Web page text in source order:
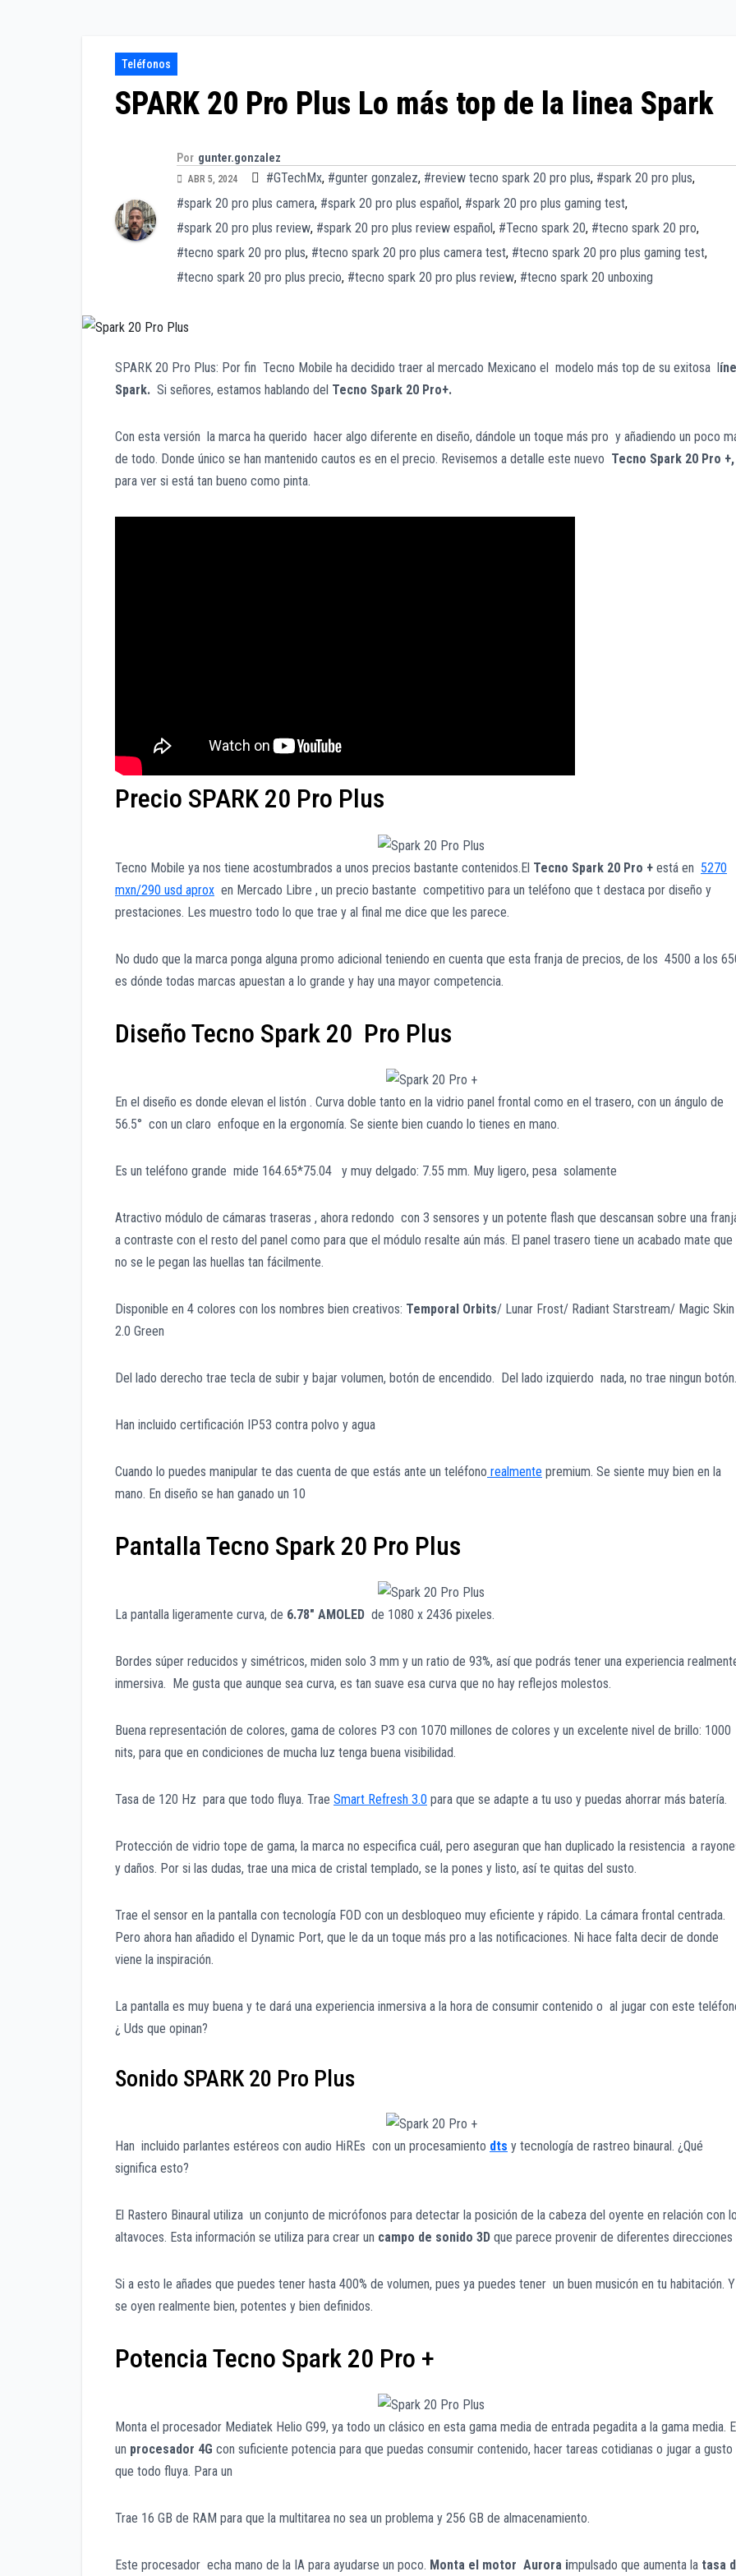
Teléfonos
SPARK 20 Pro Plus Lo más top de la linea Spark
Por gunter.gonzalez
ABR 5, 2024 #GTechMx, #gunter gonzalez, #review tecno spark 20 pro plus, #spark 20 pro plus,
#spark 20 pro plus camera, #spark 20 pro plus español , #spark 20 pro plus gaming test,
#spark 20 pro plus review, #spark 20 pro plus review español , #Tecno spark 20, #tecno spark 20 pro,
#tecno spark 20 pro plus, #tecno spark 20 pro plus camera test, #tecno spark 20 pro plus gaming test,
#tecno spark 20 pro plus precio, #tecno spark 20 pro plus review, #tecno spark 20 unboxing
SPARK 20 Pro Plus: Por fin Tecno Mobile ha decidido traer al mercado Mexicano el modelo más top de su exitosa l
Spark. Si señores, estamos hablando del Tecno Spark 20 Pro+.
Con esta versión la marca ha querido hacer algo diferente en diseño, dándole un toque más pro y añadiendo un poco
de todo. Donde único se han mantenido cautos es en el precio. Revisemos a detalle este nuevo Tecno Spark 20 Pro +,
para ver si está tan bueno como pinta.
Precio SPARK 20 Pro Plus
Tecno Mobile ya nos tiene acostumbrados a unos precios bastante contenidos.El Tecno Spark 20 Pro + está en 5270
mxn/290 usd aprox en Mercado Libre , un precio bastante competitivo para un teléfono que t destaca por diseño y
prestaciones. Les muestro todo lo que trae y al final me dice que les parece.
No dudo que la marca ponga alguna promo adicional teniendo en cuenta que esta franja de precios, de los 4500 a los
es dónde todas marcas apuestan a lo grande y hay una mayor competencia.
Diseño Tecno Spark 20 Pro Plus
En el diseño es donde elevan el listón . Curva doble tanto en la vidrio panel frontal como en el trasero, con un ángulo de
56.5° con un claro enfoque en la ergonomía. Se siente bien cuando lo tienes en mano.
Es un teléfono grande mide 164.65*75.04 y muy delgado: 7.55 mm. Muy ligero, pesa solamente
Atractivo módulo de cámaras traseras , ahora redondo con 3 sensores y un potente flash que descansan sobre una
a contraste con el resto del panel como para que el módulo resalte aún más. El panel trasero tiene un acabado mate que
no se le pegan las huellas tan fácilmente.
Disponible en 4 colores con los nombres bien creativos: Temporal Orbits/ Lunar Frost/ Radiant Starstream/ Magic Skin
2.0 Green
Del lado derecho trae tecla de subir y bajar volumen, botón de encendido. Del lado izquierdo nada, no trae ningun botón.
Han incluido certificación IP53 contra polvo y agua
Cuando lo puedes manipular te das cuenta de que estás ante un teléfono realmente premium. Se siente muy bien en la
mano. En diseño se han ganado un 10
Pantalla Tecno Spark 20 Pro Plus
La pantalla ligeramente curva, de 6.78″ AMOLED de 1080 x 2436 pixeles.
Bordes súper reducidos y simétricos, miden solo 3 mm y un ratio de 93%, así que podrás tener una experiencia
inmersiva. Me gusta que aunque sea curva, es tan suave esa curva que no hay reflejos molestos.
Buena representación de colores, gama de colores P3 con 1070 millones de colores y un excelente nivel de brillo: 1000
nits, para que en condiciones de mucha luz tenga buena visibilidad.
Tasa de 120 Hz para que todo fluya. Trae Smart Refresh 3.0 para que se adapte a tu uso y puedas ahorrar más batería.
Protección de vidrio tope de gama, la marca no especifica cuál, pero aseguran que han duplicado la resistencia a
y daños. Por si las dudas, trae una mica de cristal templado, se la pones y listo, así te quitas del susto.
Trae el sensor en la pantalla con tecnología FOD con un desbloqueo muy eficiente y rápido. La cámara frontal centrada.
Pero ahora han añadido el Dynamic Port, que le da un toque más pro a las notificaciones. Ni hace falta decir de donde
viene la inspiración.
La pantalla es muy buena y te dará una experiencia inmersiva a la hora de consumir contenido o al jugar con este
¿ Uds que opinan?
Sonido SPARK 20 Pro Plus
Han incluido parlantes estéreos con audio HiREs con un procesamiento dts y tecnología de rastreo binaural. ¿Qué
significa esto?
El Rastero Binaural utiliza un conjunto de micrófonos para detectar la posición de la cabeza del oyente en relación con
altavoces. Esta información se utiliza para crear un campo de sonido 3D que parece provenir de diferentes direcciones
Si a esto le añades que puedes tener hasta 400% de volumen, pues ya puedes tener un buen musicón en tu habitación. Y
se oyen realmente bien, potentes y bien definidos.
Potencia Tecno Spark 20 Pro +
Monta el procesador Mediatek Helio G99, ya todo un clásico en esta gama media de entrada pegadita a la gama media.
un procesador 4G con suficiente potencia para que puedas consumir contenido, hacer tareas cotidianas o jugar a gusto
que todo fluya. Para un
Trae 16 GB de RAM para que la multitarea no sea un problema y 256 GB de almacenamiento.
Este procesador echa mano de la IA para ayudarse un poco. Monta el motor Aurora impulsado que aumenta la tasa